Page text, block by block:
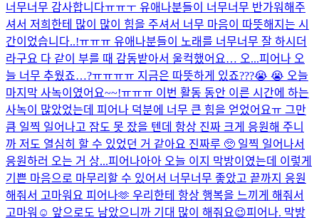
너무너무 감사합니다ㅠㅠㅜ 유애나분들이 너무너무 반가워해주
셔서 저희한테 많이 많이 힘을 주셔서 너무 마음이 따뜻해지는 시
간이었습니다..!ㅠㅠㅠ 유애나분들이 노래를 너무너무 잘 하시더
라구요 다 같이 부를 때 감동받아서 울컥했어요… 오...피어나 오
늘 너무 추웠죠…?ㅠㅠㅠㅠ 지금은 따뜻하게 있죠???😭 😭 오늘
마지막 사녹이였어요~~!ㅠㅠㅠ 이번 활동 동안 이른 시간에 하는
사녹이 많았었는데 피어나 덕분에 너무 큰 힘을 얻었어요ㅠ 그만
큼 일찍 일어나고 잠도 못 잤을 텐데 항상 진짜 크게 응원해 주니
까 저도 열심히 할 수 있었던 거 같아요 진짜루 🥺 일찍 일어나서
응원하러 오는 거 상...피어나아아 오늘 이지 막방이였는데 이렇게
기쁜 마음으로 마무리할 수 있어서 너무너무 좋았고 끝까지 응원
해줘서 고마워요 피어나🫶 우리한테 항상 행복을 느끼게 해줘서
고마워☺️ 앞으로도 남았으니까 기대 많이 해줘요😉피어나. 막방